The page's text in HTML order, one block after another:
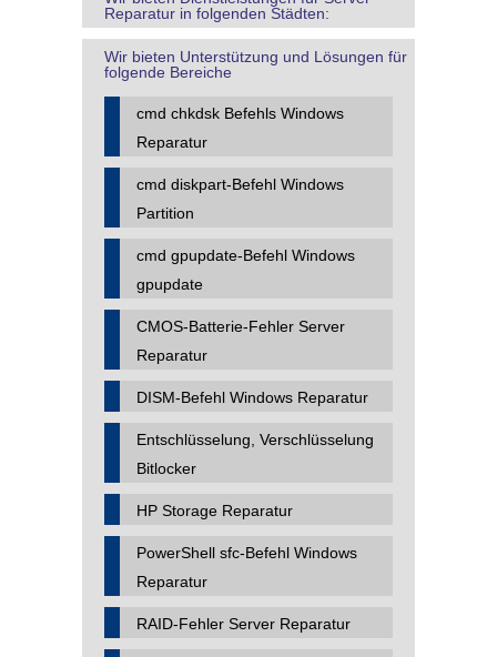
Reparatur in folgenden Städten:
Wir bieten Unterstützung und Lösungen für
folgende Bereiche
cmd chkdsk Befehls Windows
Reparatur
cmd diskpart-Befehl Windows
Partition
cmd gpupdate-Befehl Windows
gpupdate
CMOS-Batterie-Fehler Server
Reparatur
DISM-Befehl Windows Reparatur
Entschlüsselung, Verschlüsselung
Bitlocker
HP Storage Reparatur
PowerShell sfc-Befehl Windows
Reparatur
RAID-Fehler Server Reparatur